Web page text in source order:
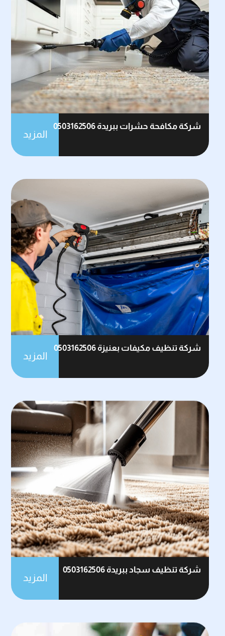
شركة مكافحة حشرات ببريدة 0503162506
المزيد
شركة تنظيف مكيفات بعنيزة 0503162506
المزيد
شركة تنظيف سجاد ببريدة 0503162506
المزيد